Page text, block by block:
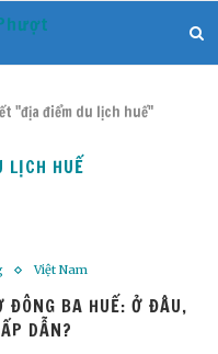
"địa điểm du lịch huế"
HUẾ
Việt Nam
ĐÔNG BA HUẾ: Ở ĐÂU,
DẪN?